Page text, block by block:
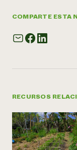
COMPARTE ESTA
RECURSOS